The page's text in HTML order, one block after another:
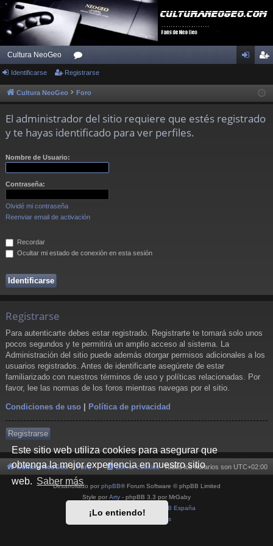
Este sitio web utiliza cookies para asegurar que
obtenga la mejor experiencia en nuestro sitio
web. Saber más
¡Lo entiendo!
Cultura NeoGeo
or
os ist
Identificarse Registrarse
Cultura NeoGeo Foro
El administrador del sitio requiere que estés registrado
y te hayas identificado para ver perfiles.
Nombre de Usuario:
Contraseña:
Olvidé mi contraseña
Reenviar email de activación
Recordar
Ocultar mi estado de conexión en esta sesión
Registrarse
Para autenticarte debes estar registrado. Registrarte te tomará solo unos
pocos segundos y te permitirá un amplio acceso al sistema. La
Administración del sitio puede además otorgar permisos adicionales a los
usuarios registrados. Antes de identificarte asegúrete de estar
familiarizado con nuestros términos de uso y políticas relacionadas. Por
favor, lee las normas de los foros mientras navegas por el sitio.
Condiciones de uso Política de privacidad
Registrarse
Cultura NeoGeo Foro Todos los horarios son UTC+02:00
Borrar cookies
Desarrollado por phpBB® Forum Software © phpBB Limited
Style por Arty - phpBB 3.3 por MrGaby
phpBB España
Condiciones